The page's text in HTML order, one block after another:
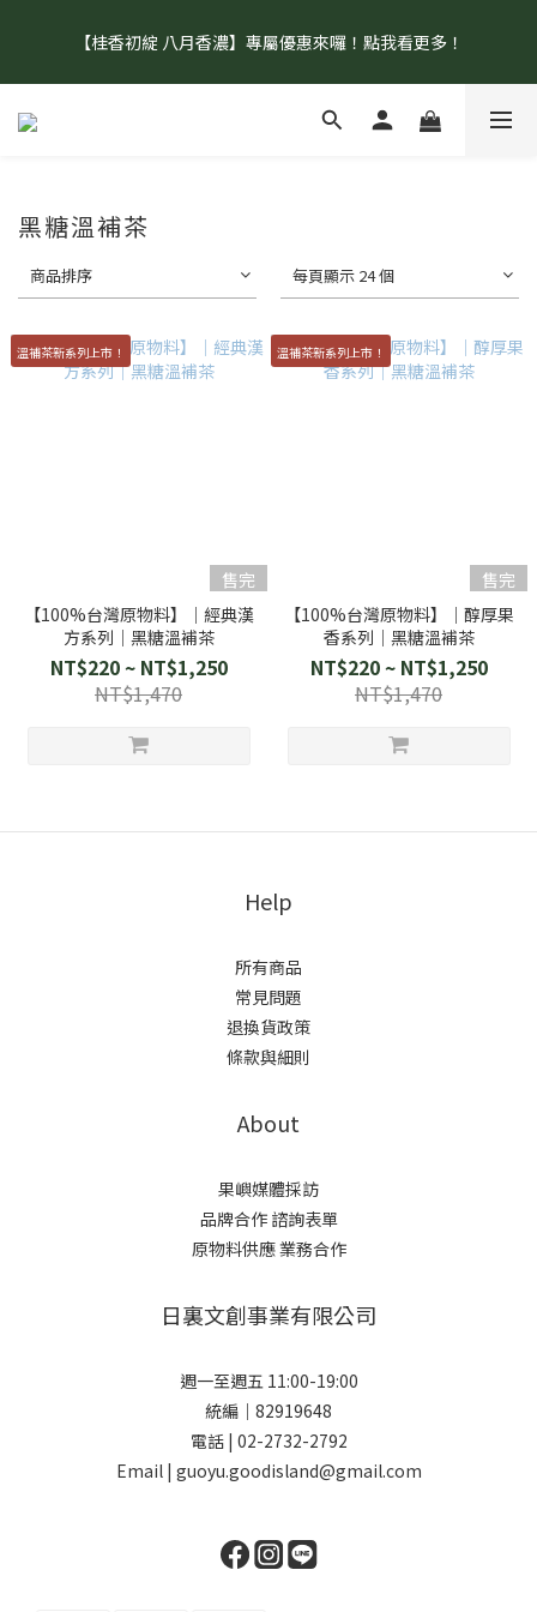
【盛夏補水 生活指南】登山、野餐、郊遊、日常補水首選！
【桂香初綻 八月香濃】專屬優惠來囉！點我看更多！
【官網單筆消費滿 $1500 即享免運！】  【加入會員再享首購禮9
黑糖溫補茶
商品排序 每頁顯示 24 個
溫補茶新系列上市！
售完
【100%台灣原物料】│經典漢
方系列│黑糖溫補茶
NT$220 ~ NT$1,250
NT$1,470
溫補茶新系列上市！
售完
【100%台灣原物料】│醇厚果
香系列│黑糖溫補茶
NT$220 ~ NT$1,250
NT$1,470
Help
所有商品
常見問題
退換貨政策
條款與細則
About
果嶼媒體採訪
品牌合作 諮詢表單
原物料供應 業務合作
日裏文創事業有限公司
週一至週五 11:00-19:00
統編｜82919648
電話 | 02-2732-2792
Email | guoyu.goodisland@gmail.com